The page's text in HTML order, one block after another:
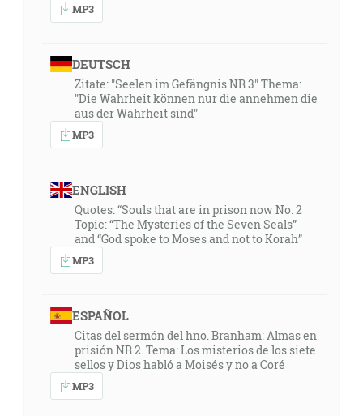
MP3
DEUTSCH
Zitate: "Seelen im Gefängnis NR 3" Thema:
"Die Wahrheit können nur die annehmen die
aus der Wahrheit sind"
MP3
ENGLISH
Quotes: “Souls that are in prison now No. 2
Topic: “The Mysteries of the Seven Seals”
and “God spoke to Moses and not to Korah”
MP3
ESPAÑOL
Citas del sermón del hno. Branham: Almas en
prisión NR 2. Tema: Los misterios de los siete
sellos y Dios habló a Moisés y no a Coré
MP3